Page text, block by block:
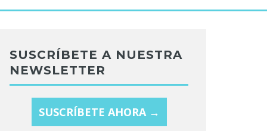
SUSCRÍBETE A NUESTRA
NEWSLETTER
SUSCRÍBETE AHORA →